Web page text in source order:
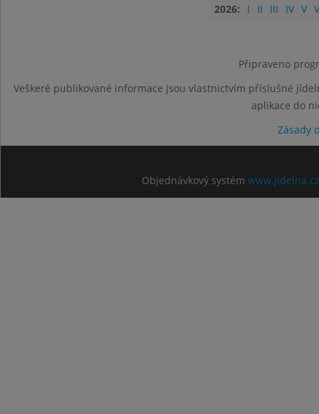
2026:
I II III IV V
Připraveno
Veškeré publikované informace jsou vlastnictvím příslušné
aplikace do
Zásady
Objednávkový systém www.jidelna.cz